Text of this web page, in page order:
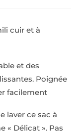
cuir et à
et des
Poignée
facilement
laver ce sac à
« Délicat ». Pas